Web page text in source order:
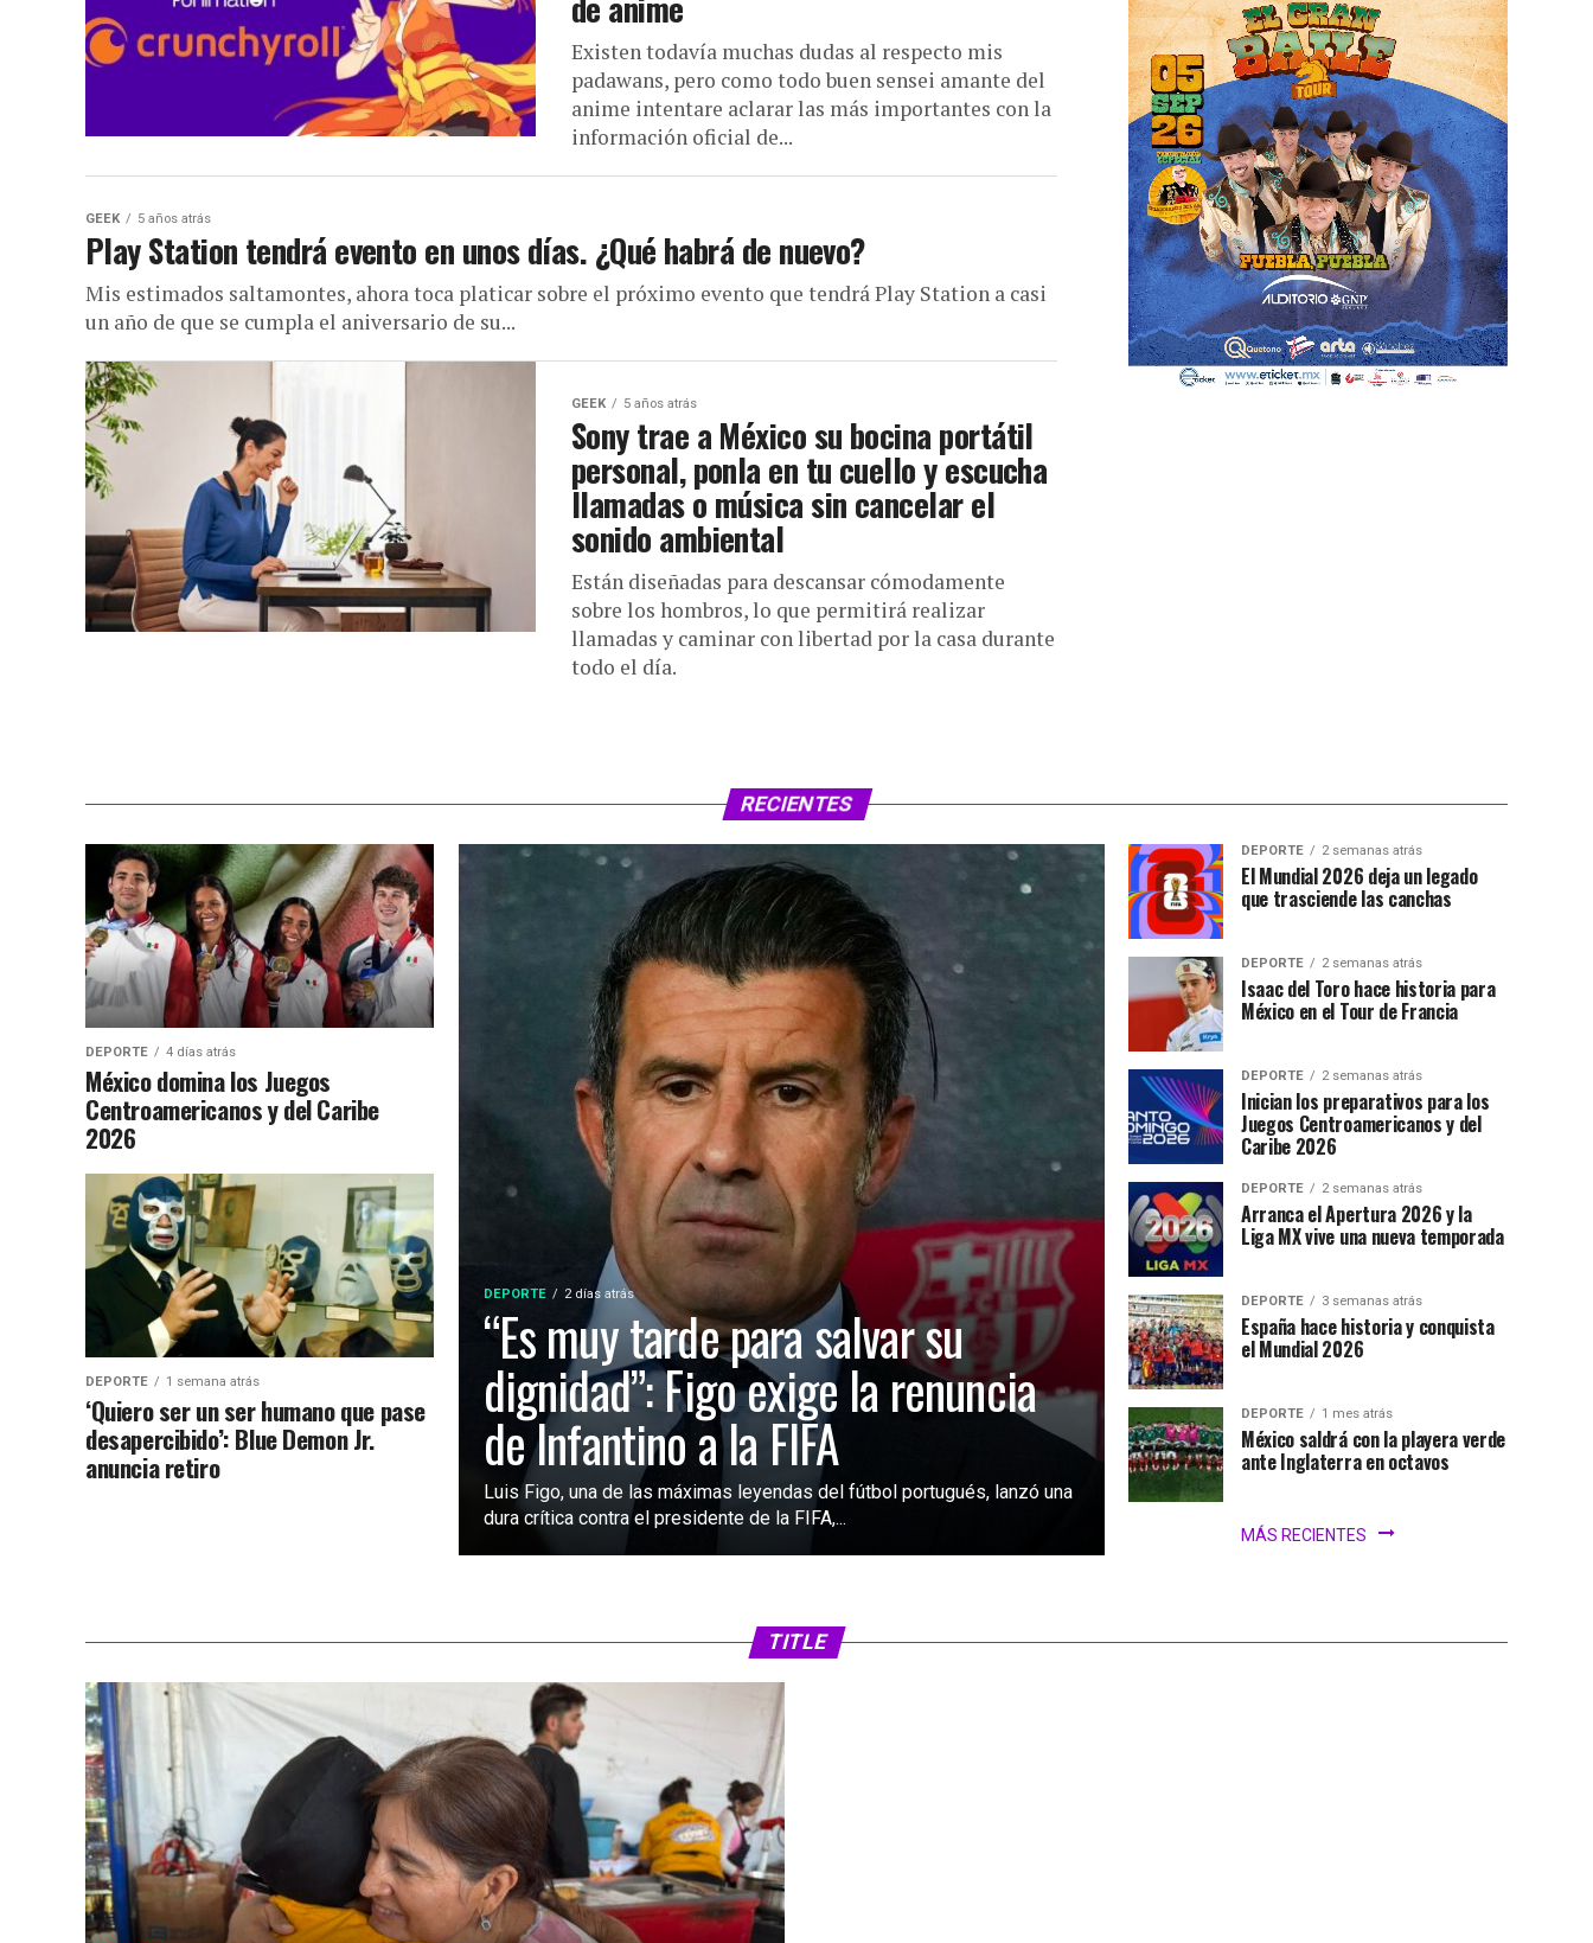
Existen todavía muchas dudas al respecto mis
padawans, pero como todo buen sensei amante del
anime intentare aclarar las más importantes con la
información oficial de...
GEEK 5 años atrás
Play Station tendrá evento en unos días. ¿Qué habrá de nuevo?
Mis estimados saltamontes, ahora toca platicar sobre el próximo evento que tendrá Play Station a casi
un año de que se cumpla el aniversario de su...
GEEK 5 años atrás
Sony trae a México su bocina portátil
personal, ponla en tu cuello y escucha
llamadas o música sin cancelar el
sonido ambiental
Están diseñadas para descansar cómodamente
sobre los hombros, lo que permitirá realizar
llamadas y caminar con libertad por la casa durante
todo el día.
RECIENTES
DEPORTE 2 días atrás
“Es muy tarde para salvar su
dignidad”: Figo exige la renuncia
de Infantino a la FIFA
Luis Figo, una de las máximas leyendas del fútbol portugués, lanzó una
dura crítica contra el presidente de la FIFA,...
DEPORTE 4 días atrás
México domina los Juegos
Centroamericanos y del Caribe
2026
DEPORTE 1 semana atrás
‘Quiero ser un ser humano que pase
desapercibido’: Blue Demon Jr.
anuncia retiro
DEPORTE 2 semanas atrás
El Mundial 2026 deja un legado
que trasciende las canchas
DEPORTE 2 semanas atrás
Isaac del Toro hace historia para
México en el Tour de Francia
DEPORTE 2 semanas atrás
Inician los preparativos para los
Juegos Centroamericanos y del
Caribe 2026
DEPORTE 2 semanas atrás
Arranca el Apertura 2026 y la
Liga MX vive una nueva temporada
DEPORTE 3 semanas atrás
España hace historia y conquista
el Mundial 2026
DEPORTE 1 mes atrás
México saldrá con la playera verde
ante Inglaterra en octavos
MÁS RECIENTES
TITLE2030 a 64 selecciones